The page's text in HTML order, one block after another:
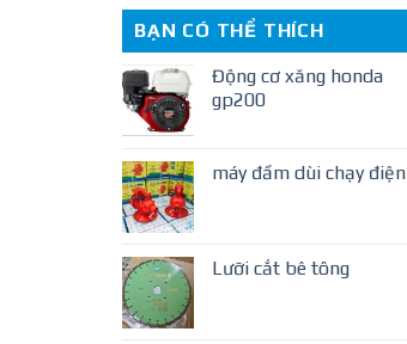
BẠN CÓ THỂ THÍCH
Động cơ xăng honda
gp200
máy đầm dùi chạy điện
Lưỡi cắt bê tông